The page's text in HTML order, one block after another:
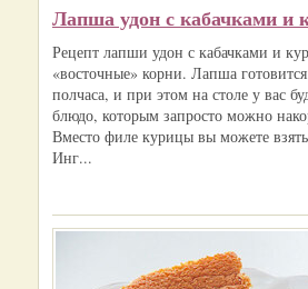
Лапша удон с кабачками и
Рецепт лапши удон с кабачками и
«восточные» корни. Лапша
полчаса, и при этом на столе у вас
блюдо, которым запросто можно
Вместо филе курицы вы можете
Инг...